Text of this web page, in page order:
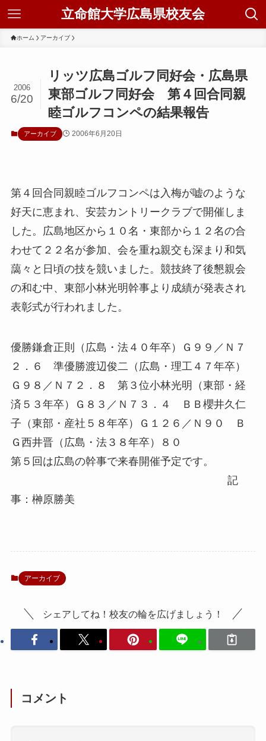
立命館大学広島県校友会
ホーム アーカイブ
リッツ広島ゴルフ同好会・広島県
東部ゴルフ同好会 第４回合同親
睦ゴルフコンペの結果報告
2006
6/20
アーカイブ 2006年6月20日
第４回合同親睦ゴルフコンペは入梅が嘘のような
好天に恵まれ、安芸カントリークラブで開催しま
した。広島地区から１０名・東部から１２名の合
わせて２２名が参加、会を重ね親交も深まり和気
藹々と日頃の技を競いました。競技終了後懇親会
の和む中、東部小林光明幹事より成績が発表され
表彰式が行われました。
優勝鎌倉正則（広島・法４０年卒）Ｇ９９／Ｎ７
２．６ 準優勝渡辺俊二（広島・理工４７年卒）
Ｇ９８／Ｎ７２．８ 第３位小林光明（東部・経
済５３年卒）Ｇ８３／Ｎ７３．４ ＢＢ櫻井久仁
子（東部・産社５８年卒）Ｇ１２６／Ｎ９０ Ｂ
Ｇ西井晋（広島・法３８年卒）８０
第５回は広島の幹事で来春開催予定です。
記
事：榊原勝美
アーカイブ
シェアしてね！校友の輪を広げましょう！
コメント